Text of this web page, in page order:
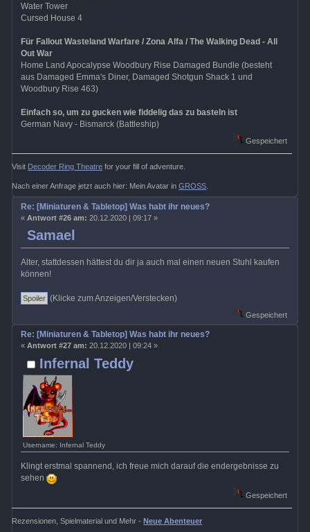
Water Tower
Cursed House 4
Für Fallout Wasteland Warfare / Zona Alfa / The Walking Dead - All
Out War
Home Land Apocalypse Woodbury Rise Damaged Bundle (besteht
aus Damaged Emma's Diner, Damaged Shotgun Shack 1 und
Woodbury Rise 463)
Einfach so, um zu gucken wie fiddelig das zu basteln ist
German Navy - Bismarck (Battleship)
Gespeichert
Visit Decoder Ring Theatre for your fill of adventure.
Nach einer Anfrage jetzt auch hier: Mein Avatar inGROSS
Samael
Re: [Miniaturen & Tabletop] Was habt ihr neues?
« Antwort #26 am: 20.12.2020 | 09:17 »
Alter, stattdessen hättest du dir ja auch mal einen neuen Stuhl kaufen
können!
(Klicke zum Anzeigen/Verstecken)
Gespeichert
Infernal Teddy
Username: Infernal Teddy
Re: [Miniaturen & Tabletop] Was habt ihr neues?
« Antwort #27 am: 20.12.2020 | 09:24 »
Klingt erstmal spannend, ich freue mich darauf die endergebnisse zu
sehen
Gespeichert
Rezensionen, Spielmaterial und Mehr -Neue Abenteuer